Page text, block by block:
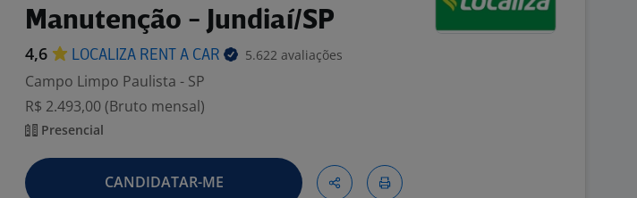
Manutenção - Jundiaí/SP
4,6 LOCALIZA RENT A CAR 5.622 avaliações
Campo Limpo Paulista - SP
R$ 2.493,00 (Bruto mensal)
Presencial
CANDIDATAR-ME